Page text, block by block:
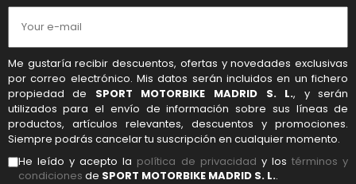
Me gustaría recibir descuentos, ofertas y novedades exclusivas
por correo electrónico. Mis datos serán incluidos en un fichero
propiedad de SPORT MOTORBIKE MADRID S. L., y serán
utilizados para el envío de información sobre sus líneas de
productos, artículos relevantes, descuentos y promociones.
Siempre podrás cancelar tu suscripción en cualquier momento.
He leído y acepto la política de privacidad y lostérminos y
condiciones de SPORT MOTORBIKE MADRID S. L..